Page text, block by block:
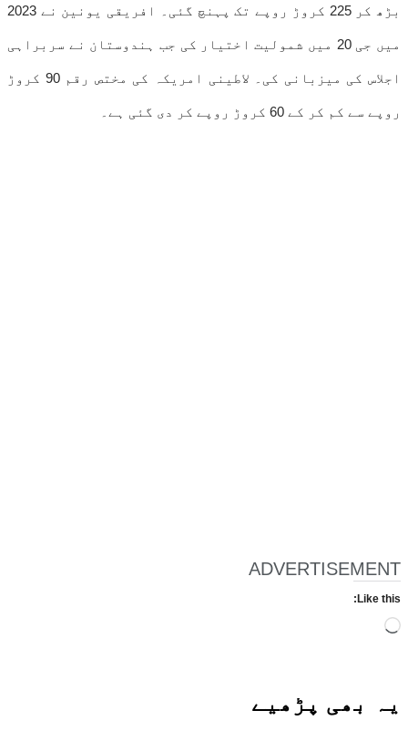
بڑھ کر 225 کروڑ روپے تک پہنچ گئی۔ افریقی یونین نے 2023
میں جی 20 میں شمولیت اختیار کی جب ہندوستان نے سربراہی
اجلاس کی میزبانی کی۔ لاطینی امریکہ کی مختص رقم 90 کروڑ
روپے سے کم کر کے 60 کروڑ روپے کر دی گئی ہے۔
ADVERTISEMENT
Like this:
Loading…
یہ بھی پڑھیے